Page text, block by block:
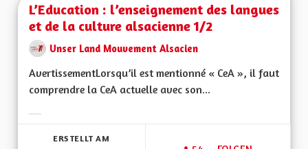
L’Education : l’enseignement des langues
et de la culture alsacienne 1/2
Unser Land Mouvement Alsacien
AvertissementLorsqu’il est mentionné « CeA », il faut
comprendre la CeA actuelle avec son...
ERSTELLT AM